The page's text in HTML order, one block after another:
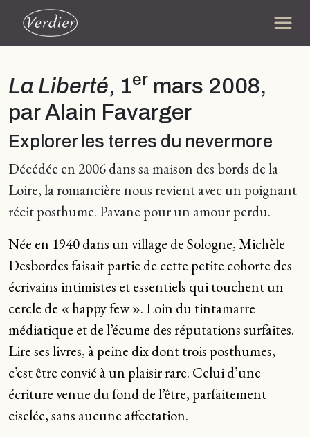
La Liberté, 1er mars 2008,
par Alain Favarger
Explorer les terres du nevermore
Décédée en 2006 dans sa maison des bords de la
Loire, la romancière nous revient avec un poignant
récit posthume. Pavane pour un amour perdu.
Née en 1940 dans un village de Sologne, Michèle
Desbordes faisait partie de cette petite cohorte des
écrivains intimistes et essentiels qui touchent un
cercle de « happy few ». Loin du tintamarre
médiatique et de l’écume des réputations surfaites.
Lire ses livres, à peine dix dont trois posthumes,
c’est être convié à un plaisir rare. Celui d’une
écriture venue du fond de l’être, parfaitement
ciselée, sans aucune affectation.